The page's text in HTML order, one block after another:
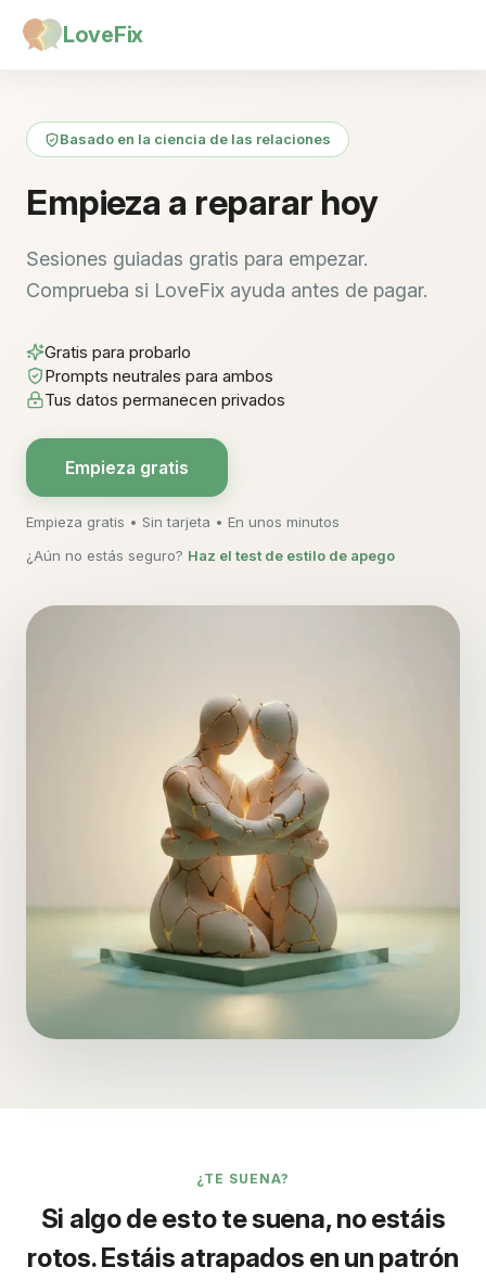
LoveFix
Basado en la ciencia de las relaciones
Empieza a reparar hoy
Sesiones guiadas gratis para empezar.
Comprueba si LoveFix ayuda antes de pagar.
Gratis para probarlo
Prompts neutrales para ambos
Tus datos permanecen privados
Empieza gratis
Empieza gratis • Sin tarjeta • En unos minutos
¿Aún no estás seguro? Haz el test de estilo de apego
¿TE SUENA?
Si algo de esto te suena, no estáis
rotos. Estáis atrapados en un patrón